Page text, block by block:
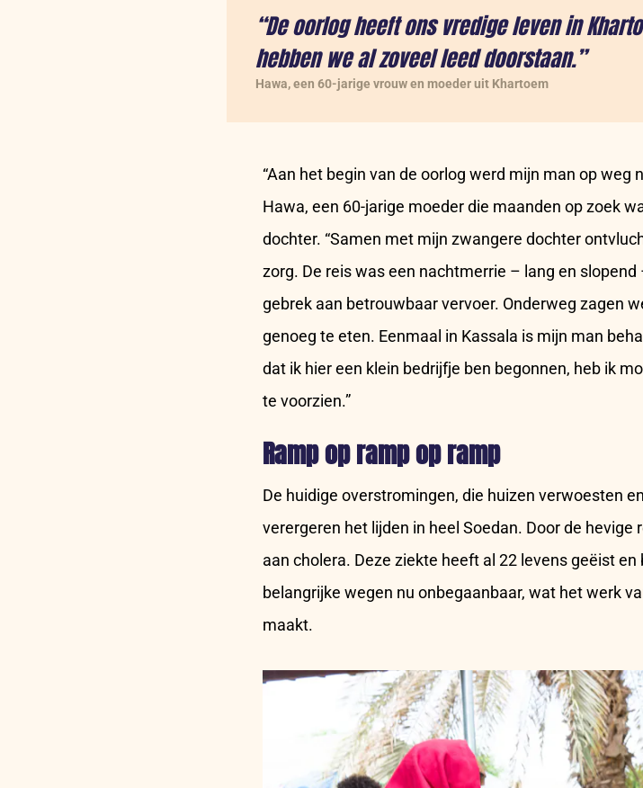
“De oorlog heeft ons vredige leven in
hebben we al zoveel leed doorstaan.”
Hawa, een 60-jarige vrouw en moeder uit Khartoem
“Aan het begin van de oorlog werd mijn man op weg
Hawa, een 60-jarige moeder die maanden op zoek
dochter. “Samen met mijn zwangere dochter
zorg. De reis was een nachtmerrie – lang en
gebrek aan betrouwbaar vervoer. Onderweg zagen
genoeg te eten. Eenmaal in Kassala is mijn man
dat ik hier een klein bedrijfje ben begonnen, heb ik
te voorzien.”
Ramp op ramp op ramp
De huidige overstromingen, die huizen verwoesten
verergeren het lijden in heel Soedan. Door de
aan cholera. Deze ziekte heeft al 22 levens geëist
belangrijke wegen nu onbegaanbaar, wat het werk
maakt.